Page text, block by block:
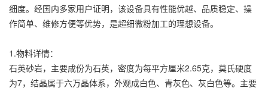
细度。经国内多家用户证明，该设备具有性能优越、品质稳定、操
作简单、维修方便等优势，是超细微粉加工的理想设备。
1.物料详情：
石英砂岩，主要成份为石英，密度为每平方厘米2.65克，莫氏硬度
为7，结晶属于六万晶体系，外观成白色、青灰色、灰白色等。主要